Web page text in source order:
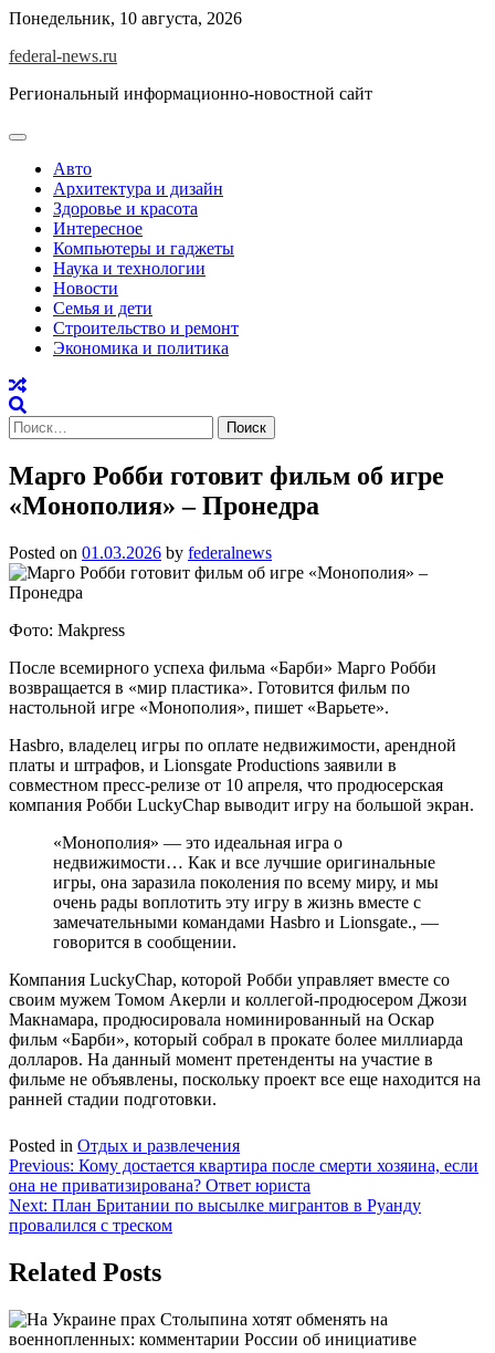
Skip
content
Понедельник, 10 августа, 2026
federal-news.ru
Региональный информационно-новостной сайт
Авто
Архитектура и дизайн
Здоровье и красота
Интересное
Компьютеры и гаджеты
Наука и технологии
Новости
Семья и дети
Строительство и ремонт
Экономика и политика
Найти:
Марго Робби готовит фильм об игре
«Монополия» – Пронедра
Posted on 01.03.2026 by federalnews
Фото: Makpress
После всемирного успеха фильма «Барби» Марго Робби
возвращается в «мир пластика». Готовится фильм по
настольной игре «Монополия», пишет «Варьете».
Hasbro, владелец игры по оплате недвижимости, арендной
платы и штрафов, и Lionsgate Productions заявили в
совместном пресс-релизе от 10 апреля, что продюсерская
компания Робби LuckyChap выводит игру на большой экран.
«Монополия» — это идеальная игра о
недвижимости… Как и все лучшие оригинальные
игры, она заразила поколения по всему миру, и мы
очень рады воплотить эту игру в жизнь вместе с
замечательными командами Hasbro и Lionsgate., —
говорится в сообщении.
Компания LuckyChap, которой Робби управляет вместе со
своим мужем Томом Акерли и коллегой-продюсером Джози
Макнамара, продюсировала номинированный на Оскар
фильм «Барби», который собрал в прокате более миллиарда
долларов. На данный момент претенденты на участие в
фильме не объявлены, поскольку проект все еще находится на
ранней стадии подготовки.
Posted in Отдых и развлечения
Навигация
по
записям
Previous: Кому достается квартира после смерти хозяина, если
она не приватизирована? Ответ юриста
Next: План Британии по высылке мигрантов в Руанду
провалился с треском
Related Posts